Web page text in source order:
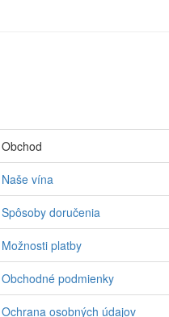
Obchod
Naše vína
Spôsoby doručenia
Možnosti platby
Obchodné podmienky
Ochrana osobných údajov